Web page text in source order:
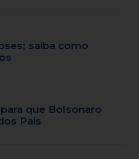
saiba como
que Bolsonaro
Pais